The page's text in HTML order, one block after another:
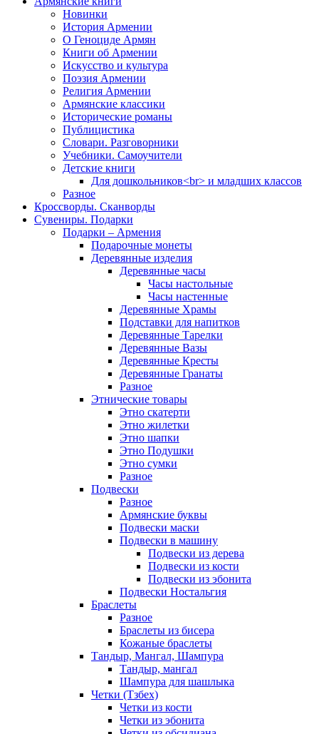
Новинки
История Армении
О Геноциде Армян
Книги об Армении
Иcкусство и культура
Поэзия Армении
Религия Армении
Армянские классики
Исторические романы
Публицистика
Словари. Разговорники
Учебники. Самоучители
Детские книги
Для дошкольников<br> и младших классов
Разное
Кроссворды. Сканворды
Сувениры. Подарки
Подарки – Армения
Подарочные монеты
Деревянные изделия
Деревянные часы
Часы настольные
Часы настенные
Деревянные Храмы
Подставки для напитков
Деревянные Тарелки
Деревянные Вазы
Деревянные Кресты
Деревянные Гранаты
Разное
Этнические товары
Этно скатерти
Этно жилетки
Этно шапки
Этно Подушки
Этно сумки
Разное
Подвески
Разное
Армянские буквы
Подвески маски
Подвески в машину
Подвески из дерева
Подвески из кости
Подвески из эбонита
Подвески Ностальгия
Браслеты
Разное
Браслеты из бисера
Кожаные браслеты
Тандыр, Мангал, Шампура
Тандыр, мангал
Шампура для шашлыка
Четки (Тзбех)
Четки из кости
Четки из эбонита